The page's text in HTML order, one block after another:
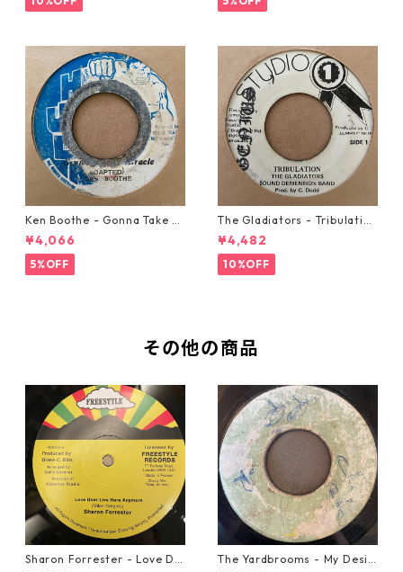
Ken Boothe - Gonna Take A
Miracle【7-21362】
¥4,066
5%OFF
The Gladiators - Tribulation
【7-21365】
¥4,482
10%OFF
その他の商品
Sharon Forrester - Love Do
The Yardbrooms - My Desir